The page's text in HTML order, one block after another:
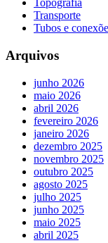
Topografia
Transporte
Tubos e
Arquivos
junho 2026
maio 2026
abril 2026
fevereiro 2026
janeiro 2026
dezembro 2025
novembro 2025
outubro 2025
agosto 2025
julho 2025
junho 2025
maio 2025
abril 2025